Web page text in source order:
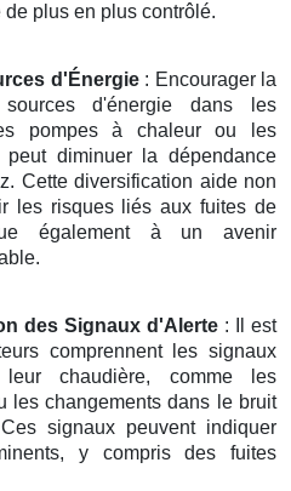
plus en plus contrôlé.
d'Énergie: Encourager la
d'énergie dans les
pompes à chaleur ou les
peut diminuer la dépendance
Cette diversification aide non
les risques liés aux fuites de
également à un avenir
des Signaux d'Alerte : Il est
comprennent les signaux
chaudière, comme les
les changements dans le bruit
signaux peuvent indiquer
y compris des fuites